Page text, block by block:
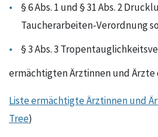
§ 6 Abs. 1 und § 31 Abs. 2
Taucherarbeiten-Verordnung
§ 3 Abs. 3
ermächtigten Ärztinnen und
Liste ermächtigte Ärztinnen und
Tree)